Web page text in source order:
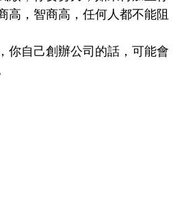
高，智商高，任何人都不能阻
你自己創辦公司的話，可能會